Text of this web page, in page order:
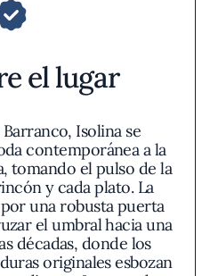
el lugar
Isolina se
contemporánea a la
tomando el pulso de la
y cada plato. La
una robusta puerta
el umbral hacia una
décadas, donde los
originales esbozan